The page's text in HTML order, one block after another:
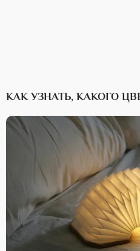
КАК УЗНАТЬ, КАКОГО